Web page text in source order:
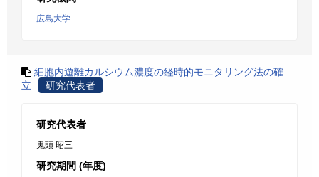
広島大学
細胞内遊離カルシウム濃度の経時的モニタリング法の確
立
研究代表者
研究代表者
鬼頭 昭三
研究期間 (年度)